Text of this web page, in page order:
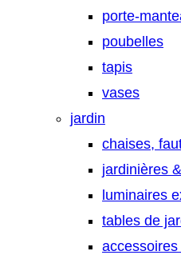
porte-
poubelles
tapis
vases
jardin
chaises,
jardinières
luminaires
tables de